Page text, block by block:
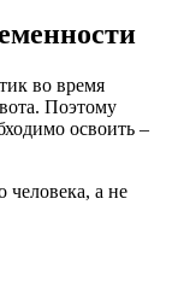
во время
Поэтому
освоить –
а не